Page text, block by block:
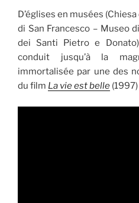
D’églises en musées
di San Francesco – Museo
dei Santi Pietro e
conduit jusqu’à la
immortalisée par une des
du film La vie est belle